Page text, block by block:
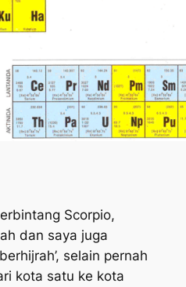
Scorpio,
dan saya juga
selain pernah
kota satu ke kota